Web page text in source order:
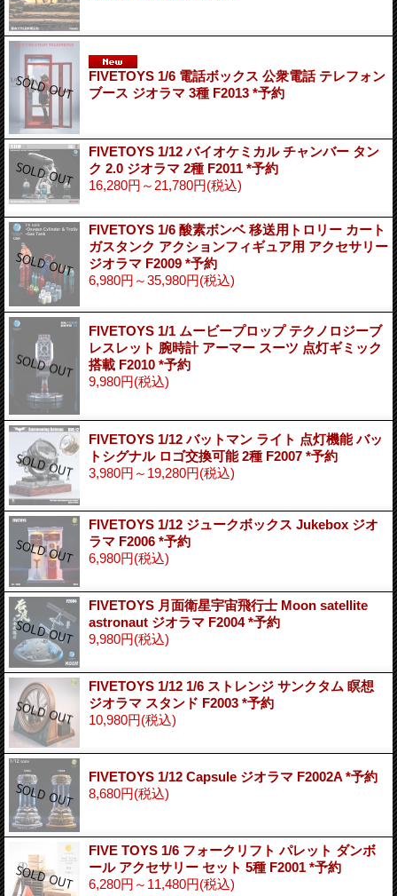
FIVETOYS 1/6 電話ボックス 公衆電話 テレフォン
ブース ジオラマ 3種 F2013 *予約
FIVETOYS 1/12 バイオケミカル チャンバー タン
ク 2.0 ジオラマ 2種 F2011 *予約
16,280円～21,780円(税込)
FIVETOYS 1/6 酸素ボンベ 移送用トロリー カート
ガスタンク アクションフィギュア用 アクセサリー
ジオラマ F2009 *予約
6,980円～35,980円(税込)
FIVETOYS 1/1 ムービープロップ テクノロジーブ
レスレット 腕時計 アーマー スーツ 点灯ギミック
搭載 F2010 *予約
9,980円(税込)
FIVETOYS 1/12 バットマン ライト 点灯機能 バッ
トシグナル ロゴ交換可能 2種 F2007 *予約
3,980円～19,280円(税込)
FIVETOYS 1/12 ジュークボックス Jukebox ジオ
ラマ F2006 *予約
6,980円(税込)
FIVETOYS 月面衛星宇宙飛行士 Moon satellite
astronaut ジオラマ F2004 *予約
9,980円(税込)
FIVETOYS 1/12 1/6 ストレンジ サンクタム 瞑想
ジオラマ スタンド F2003 *予約
10,980円(税込)
FIVETOYS 1/12 Capsule ジオラマ F2002A *予約
8,680円(税込)
FIVE TOYS 1/6 フォークリフト パレット ダンボ
ール アクセサリー セット 5種 F2001 *予約
6,280円～11,480円(税込)